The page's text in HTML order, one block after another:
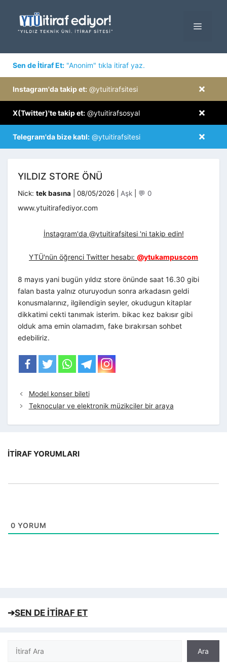
MENÜ
Sen de İtiraf Et: "Anonim" tıkla itiraf yaz.
×
Instagram'da takip et: @ytuitirafsitesi
×
X(Twitter)'te takip et: @ytuitirafsosyal
×
Telegram'da bize katıl: @ytuitirafsitesi
YILDIZ STORE ÖNÜ
Nick: tek basına 08/05/2026 Kategoriler
Aşk 💬 0
www.ytuitirafediyor.com
İnstagram'da @ytuitirafsitesi 'ni takip edin!
YTÜ'nün öğrenci Twitter hesabı: @ytukampuscom
8 mayıs yani bugün yıldız store önünde saat 16.30 gibi
falan basta yalnız oturuyodun sonra arkadasın geldi
konusmalarınız, ilgilendigin seyler, okudugun kitaplar
dikkatimi cekti tanımak isterim. bikac kez bakısır gibi
olduk ama emin olamadım, fake bırakırsan sohbet
edebiliriz.
Model konser bileti
Teknocular ve elektronik müzikciler bir araya
İTIRAF YORUMLARI
0 YORUM
➔SEN DE İTİRAF ET
Ara
Ara